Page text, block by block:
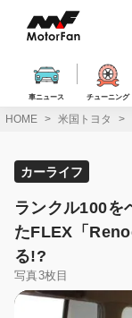
ス
車ニュース チューニング
HOME 米国トヨタ
カーライフ
ランクル100を
たFLEX「
る!?
写真3枚目